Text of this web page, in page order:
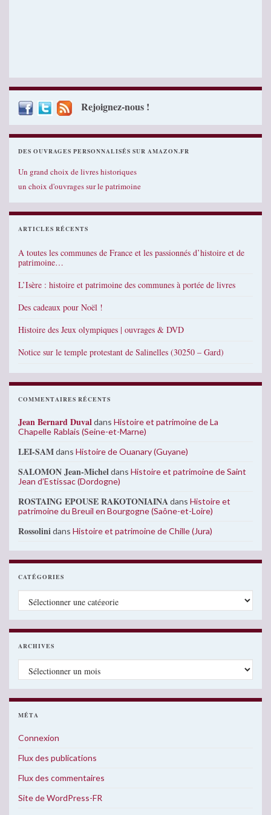
Rejoignez-nous !
DES OUVRAGES PERSONNALISÉS SUR AMAZON.FR
Un grand choix de livres historiques
un choix d'ouvrages sur le patrimoine
ARTICLES RÉCENTS
A toutes les communes de France et les passionnés d’histoire et de
patrimoine…
L’Isère : histoire et patrimoine des communes à portée de livres
Des cadeaux pour Noël !
Histoire des Jeux olympiques | ouvrages & DVD
Notice sur le temple protestant de Salinelles (30250 – Gard)
COMMENTAIRES RÉCENTS
Jean Bernard Duvaldans Histoire et patrimoine de La
Chapelle Rablais (Seine-et-Marne)
LEI-SAMdans Histoire de Ouanary (Guyane)
SALOMON Jean-Micheldans Histoire et patrimoine de Saint
Jean d’Estissac (Dordogne)
ROSTAING EPOUSE RAKOTONIAINAdans Histoire et
patrimoine du Breuil en Bourgogne (Saône-et-Loire)
Rossolinidans Histoire et patrimoine de Chille (Jura)
CATÉGORIES
Catégories
ARCHIVES
Archives
MÉTA
Connexion
Flux des publications
Flux des commentaires
Site de WordPress-FR